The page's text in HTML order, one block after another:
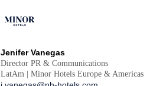
Jenifer Vanegas
Director PR & Communications
LatAm | Minor Hotels Europe & Americas